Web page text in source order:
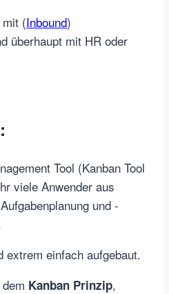
(Inbound)
überhaupt mit HR oder
Tool (Kanban Tool
viele Anwender aus
und -
einfach aufgebaut.
Kanban Prinzip,